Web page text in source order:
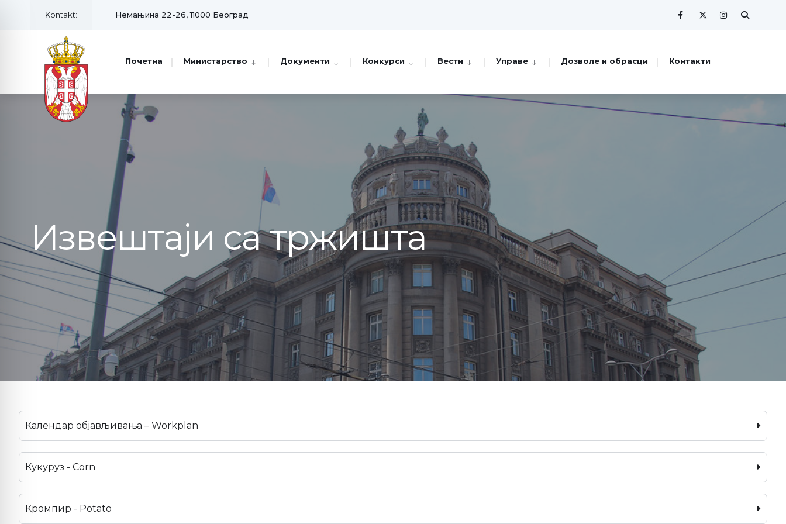
Kontakt: Немањина 22-26, 11000 Београд
Почетна Министарство Документи Конкурси Вести Управе Дозволе и обрасци Контакти
Извештаји са тржишта
Календар објављивања – Workplan
Кукуруз - Corn
Кромпир - Potato